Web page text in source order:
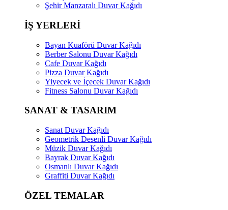
Şehir Manzaralı Duvar Kağıdı
İŞ YERLERİ
Bayan Kuaförü Duvar Kağıdı
Berber Salonu Duvar Kağıdı
Cafe Duvar Kağıdı
Pizza Duvar Kağıdı
Yiyecek ve İçecek Duvar Kağıdı
Fitness Salonu Duvar Kağıdı
SANAT & TASARIM
Sanat Duvar Kağıdı
Geometrik Desenli Duvar Kağıdı
Müzik Duvar Kağıdı
Bayrak Duvar Kağıdı
Osmanlı Duvar Kağıdı
Graffiti Duvar Kağıdı
ÖZEL TEMALAR